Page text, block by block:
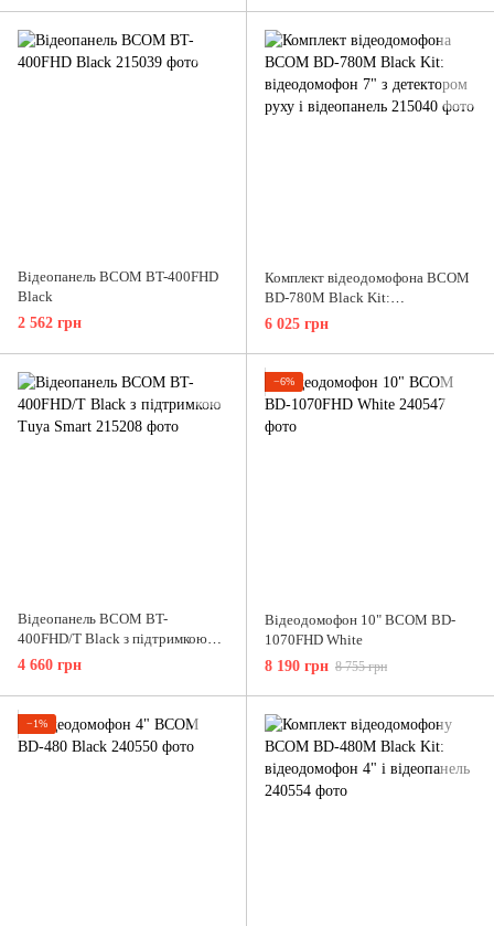
Відеопанель BCOM BT-400FHD
Black
2 562 грн
Комплект відеодомофона BCOM
BD-780M Black Kit:
відеодомофон 7" з детектором
руху і відеопанель
6 025 грн
Відеопанель BCOM BT-
400FHD/T Black з підтримкою
Tuya Smart
4 660 грн
−6%
Відеодомофон 10" BCOM BD-
1070FHD White
8 190 грн 8 755 грн
−1%